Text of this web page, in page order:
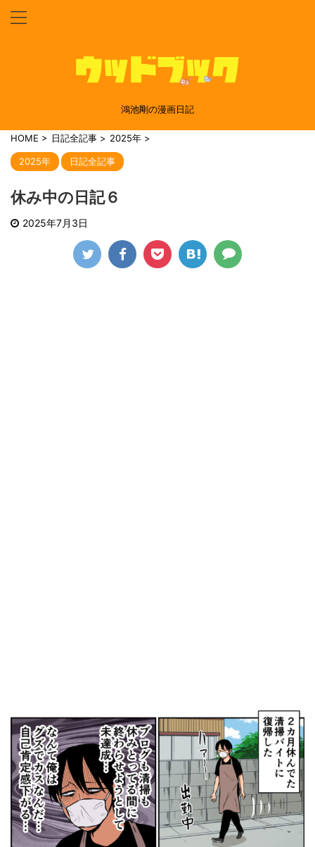
鴻池剛の漫画日記
HOME > 日記全記事 > 2025年 >
2025年 日記全記事
休み中の日記６
2025年7月3日